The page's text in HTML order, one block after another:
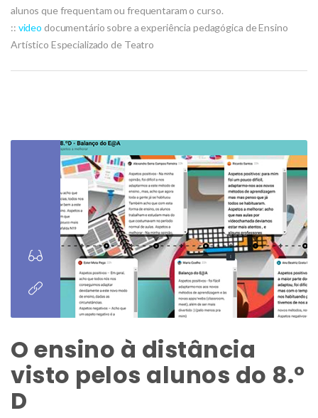
alunos que frequentam ou frequentaram o curso.
:: video documentário sobre a experiência pedagógica de Ensino
Artístico Especializado de Teatro
O ensino à distância
visto pelos alunos do 8.º
D